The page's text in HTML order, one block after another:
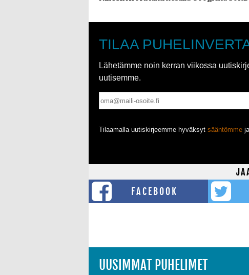
TILAA
Lähetämme noin kerran viikossa
uutisemme.
Tilaamalla uutiskirjeemme hyväksyt sääntömme
FACEBOOK
UUSIMMAT PUHELIMET